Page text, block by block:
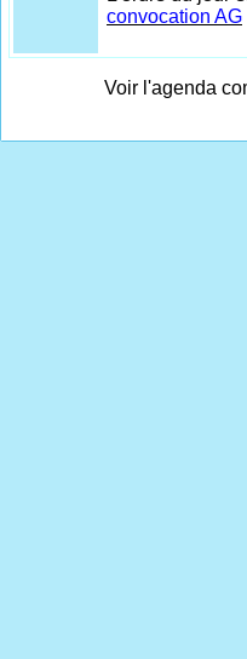
convocation AG
Voir l'agenda